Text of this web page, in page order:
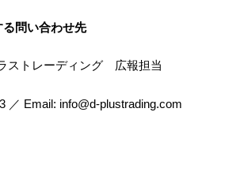
問い合わせ先
ストレーディング 広報担当
／ Email: info@d-plustrading.com